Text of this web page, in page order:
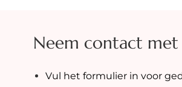
Neem contact met
Vul het formulier in voor